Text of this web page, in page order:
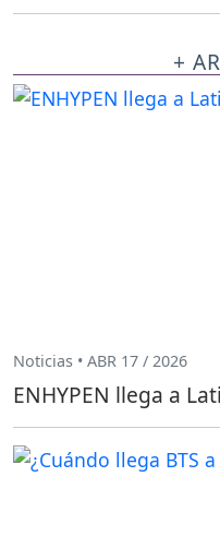
+
Noticias • ABR 17 / 2026
ENHYPEN llega a